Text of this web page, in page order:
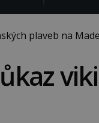
plaveb na